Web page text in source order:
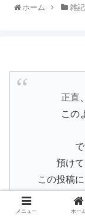
ホーム 雑記
正直
この
預け
この投稿
少し前ま
メニュー ホー